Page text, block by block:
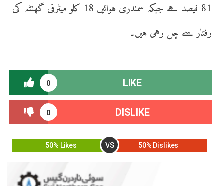
81 فیصد ہے جبکہ سمندری ہوائیں 18 کلو میٹرفی گھنٹہ کی
رفتار سے چل رہی ہیں۔
0 LIKE
0 DISLIKE
50% Likes VS 50% Dislikes